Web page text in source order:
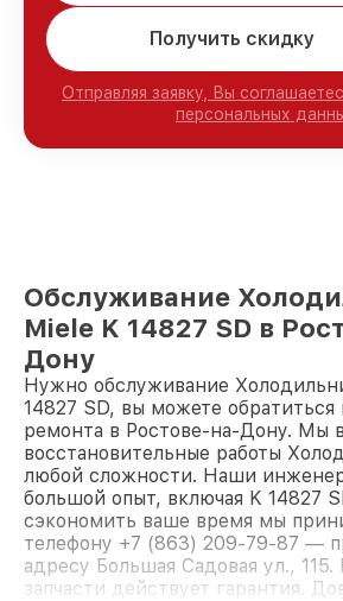
Получить скидку
Отправляя заявку, Вы
персональных
Обслуживание
Miele K 14827 SD в
Дону
Нужно обслуживание
14827 SD, вы можете
ремонта в Ростове-на-Дону. Мы
восстановительные работы
любой сложности. Наши
большой опыт, включая K 14827
сэкономить ваше время мы
телефону +7 (863) 209-79-87 —
адресу Большая Садовая ул.,
запчасти действует гарантия.